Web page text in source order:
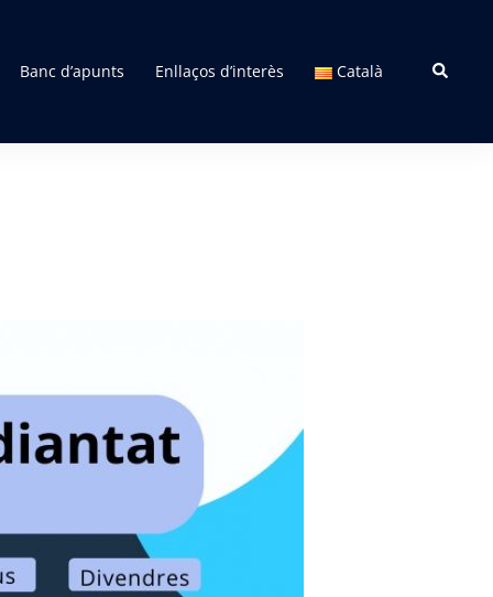
Banc d’apunts Enllaços d’interès Català Search